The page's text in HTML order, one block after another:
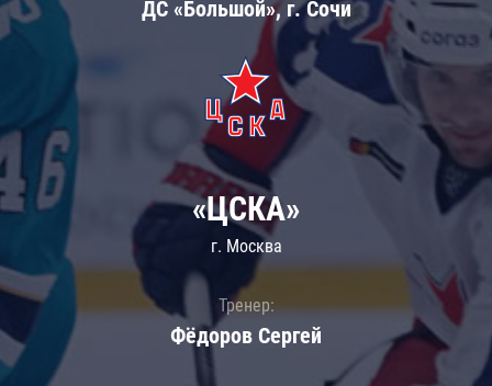
ДС «Большой», г. Сочи
«ЦСКА»
г. Москва
Тренер:
Фёдоров Сергей